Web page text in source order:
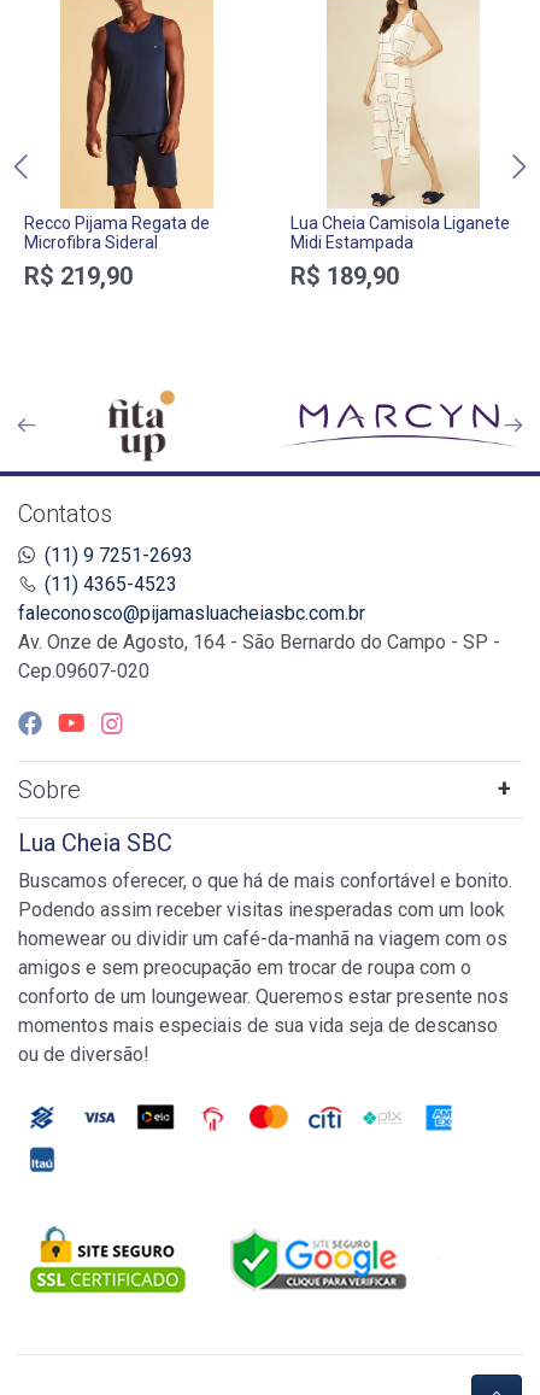
Recco Pijama Regata de
Microfibra Sideral
R$ 219,90
Lua Cheia Camisola Liganete
Midi Estampada
R$ 189,90
Contatos
(11) 9 7251-2693
(11) 4365-4523
faleconosco@pijamasluacheiasbc.com.br
Av. Onze de Agosto, 164 - São Bernardo do Campo - SP -
Cep.09607-020
Sobre
Lua Cheia SBC
Buscamos oferecer, o que há de mais confortável e bonito.
Podendo assim receber visitas inesperadas com um look
homewear ou dividir um café-da-manhã na viagem com os
amigos e sem preocupação em trocar de roupa com o
conforto de um loungewear. Queremos estar presente nos
momentos mais especiais de sua vida seja de descanso
ou de diversão!